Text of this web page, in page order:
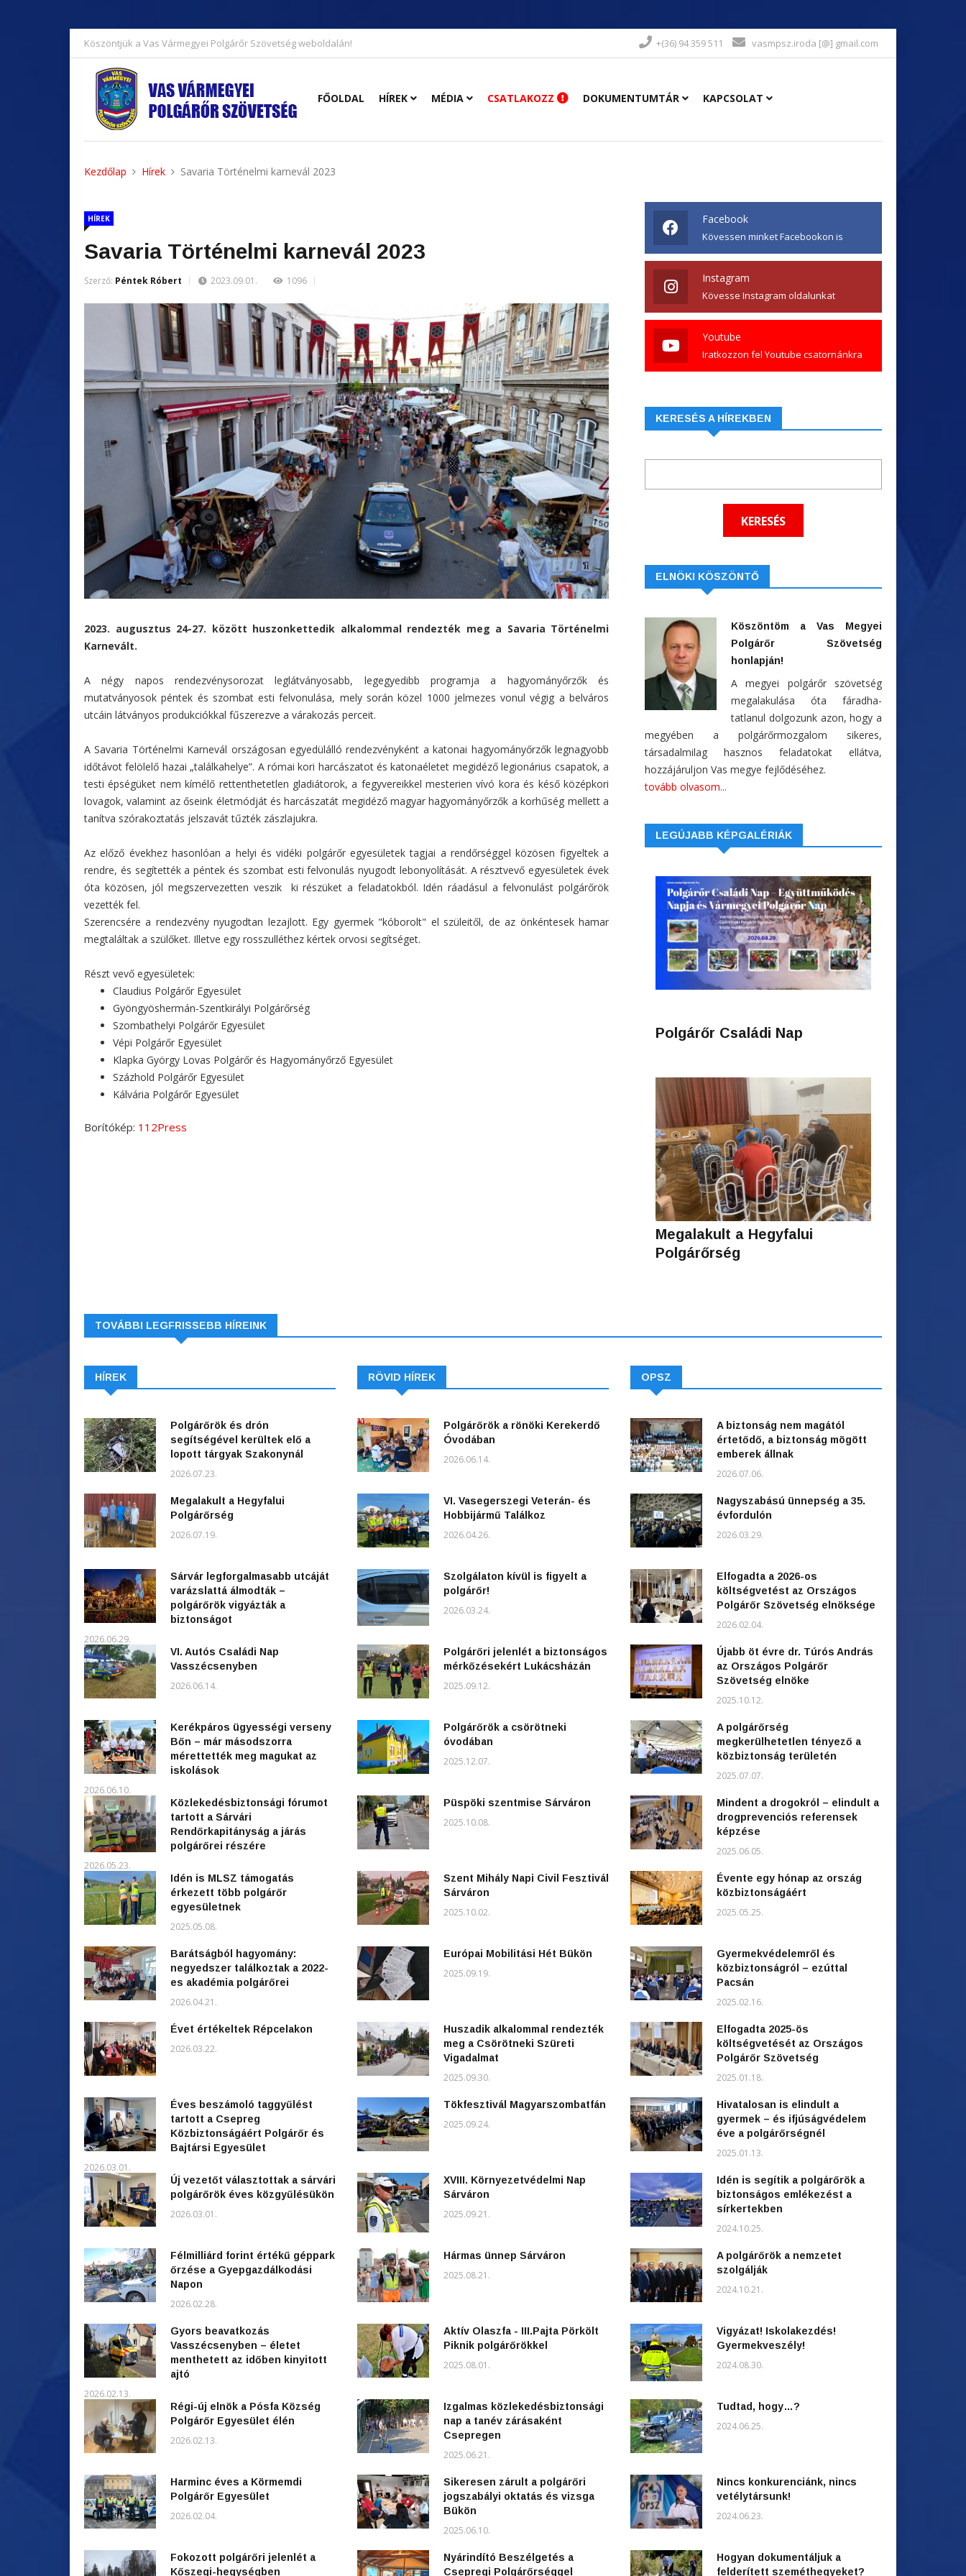
Köszöntjük a Vas Vármegyei Polgárőr Szövetség weboldalán! +(36) 94 359 511 vasmpsz.iroda [@] gmail.com
FŐOLDAL HÍREK MÉDIA CSATLAKOZZ DOKUMENTUMTÁR KAPCSOLAT
Kezdőlap Hírek Savaria Történelmi karnevál 2023
HÍREK
Savaria Történelmi karnevál 2023
Szerző: Péntek Róbert 2023.09.01. 1096
2023. augusztus 24-27. között huszonkettedik alkalommal rendezték meg a Savaria Történelmi
Karnevált.
A négy napos rendezvénysorozat leglátványosabb, legegyedibb programja a hagyományőrzők és
mutatványosok péntek és szombat esti felvonulása, mely során közel 1000 jelmezes vonul végig a belváros
utcáin látványos produkciókkal fűszerezve a várakozás perceit.
A Savaria Történelmi Karnevál országosan egyedülálló rendezvényként a katonai hagyományőrzők legnagyobb
időtávot felölelő hazai „találkahelye”. A római kori harcászatot és katonaéletet megidéző legionárius csapatok, a
testi épségüket nem kímélő rettenthetetlen gladiátorok, a fegyvereikkel mesterien vívó kora és késő középkori
lovagok, valamint az őseink életmódját és harcászatát megidéző magyar hagyományőrzők a korhűség mellett a
tanítva szórakoztatás jelszavát tűzték zászlajukra.
Az előző évekhez hasonlóan a helyi és vidéki polgárőr egyesületek tagjai a rendőrséggel közösen figyeltek a
rendre, és segítették a péntek és szombat esti felvonulás nyugodt lebonyolítását. A résztvevő egyesületek évek
óta közösen, jól megszervezetten veszik ki részüket a feladatokból. Idén ráadásul a felvonulást polgárőrök
vezették fel.
Szerencsére a rendezvény nyugodtan lezajlott. Egy gyermek "kóborolt" el szüleitől, de az önkéntesek hamar
megtaláltak a szülőket. Illetve egy rosszulléthez kértek orvosi segítséget.
Részt vevő egyesületek:
Claudius Polgárőr Egyesület
Gyöngyöshermán-Szentkirályi Polgárőrség
Szombathelyi Polgárőr Egyesület
Vépi Polgárőr Egyesület
Klapka György Lovas Polgárőr és Hagyományőrző Egyesület
Százhold Polgárőr Egyesület
Kálvária Polgárőr Egyesület
Borítókép: 112Press
Facebook
Kövessen minket Facebookon is
Instagram
Kövesse Instagram oldalunkat
Youtube
Iratkozzon fel Youtube csatornánkra
KERESÉS A HÍREKBEN
ELNÖKI KÖSZÖNTŐ
Köszöntöm a Vas Megyei
Polgárőr Szövetség
honlapján!
A megyei polgárőr szövetség
megalakulása óta fáradha-
tatlanul dolgozunk azon, hogy a
megyében a polgárőrmozgalom sikeres,
társadalmilag hasznos feladatokat ellátva,
hozzájáruljon Vas megye fejlődéséhez.
tovább olvasom...
LEGÚJABB KÉPGALÉRIÁK
Polgárőr Családi Nap
Megalakult a Hegyfalui
Polgárőrség
TOVÁBBI LEGFRISSEBB HÍREINK
HÍREK
Polgárőrök és drón
segítségével kerültek elő a
lopott tárgyak Szakonynál
2026.07.23.
Megalakult a Hegyfalui
Polgárőrség
2026.07.19.
Sárvár legforgalmasabb utcáját
varázslattá álmodták –
polgárőrök vigyázták a
biztonságot
2026.06.29.
VI. Autós Családi Nap
Vasszécsenyben
2026.06.14.
Kerékpáros ügyességi verseny
Bőn – már másodszorra
mérettették meg magukat az
iskolások
2026.06.10.
Közlekedésbiztonsági fórumot
tartott a Sárvári
Rendőrkapitányság a járás
polgárőrei részére
2026.05.23.
Idén is MLSZ támogatás
érkezett több polgárőr
egyesületnek
2025.05.08.
Barátságból hagyomány:
negyedszer találkoztak a 2022-
es akadémia polgárőrei
2026.04.21.
Évet értékeltek Répcelakon
2026.03.22.
Éves beszámoló taggyűlést
tartott a Csepreg
Közbiztonságáért Polgárőr és
Bajtársi Egyesület
2026.03.01.
Új vezetőt választottak a sárvári
polgárőrök éves közgyűlésükön
2026.03.01.
Félmilliárd forint értékű géppark
őrzése a Gyepgazdálkodási
Napon
2026.02.28.
Gyors beavatkozás
Vasszécsenyben – életet
menthetett az időben kinyitott
ajtó
2026.02.13.
Régi-új elnök a Pósfa Község
Polgárőr Egyesület élén
2026.02.13.
Harminc éves a Körmemdi
Polgárőr Egyesület
2026.02.04.
Fokozott polgárőri jelenlét a
Kőszegi-hegységben
RÖVID HÍREK
Polgárőrök a rönöki Kerekerdő
Óvodában
2026.06.14.
VI. Vasegerszegi Veterán- és
Hobbijármű Találkoz
2026.04.26.
Szolgálaton kívül is figyelt a
polgárőr!
2026.03.24.
Polgárőri jelenlét a biztonságos
mérkőzésekért Lukácsházán
2025.09.12.
Polgárőrök a csörötneki
óvodában
2025.12.07.
Püspöki szentmise Sárváron
2025.10.08.
Szent Mihály Napi Civil Fesztivál
Sárváron
2025.10.02.
Európai Mobilitási Hét Bükön
2025.09.19.
Huszadik alkalommal rendezték
meg a Csörötneki Szüreti
Vigadalmat
2025.09.30.
Tökfesztivál Magyarszombatfán
2025.09.24.
XVIII. Környezetvédelmi Nap
Sárváron
2025.09.21.
Hármas ünnep Sárváron
2025.08.21.
Aktív Olaszfa - III.Pajta Pörkölt
Piknik polgárőrökkel
2025.08.01.
Izgalmas közlekedésbiztonsági
nap a tanév zárásaként
Csepregen
2025.06.21.
Sikeresen zárult a polgárőri
jogszabályi oktatás és vizsga
Bükön
2025.06.10.
Nyárindító Beszélgetés a
Csepregi Polgárőrséggel
OPSZ
A biztonság nem magától
értetődő, a biztonság mögött
emberek állnak
2026.07.06.
Nagyszabású ünnepség a 35.
évfordulón
2026.03.29.
Elfogadta a 2026-os
költségvetést az Országos
Polgárőr Szövetség elnöksége
2026.02.04.
Újabb öt évre dr. Túrós András
az Országos Polgárőr
Szövetség elnöke
2025.10.12.
A polgárőrség
megkerülhetetlen tényező a
közbiztonság területén
2025.07.07.
Mindent a drogokról – elindult a
drogprevenciós referensek
képzése
2025.06.05.
Évente egy hónap az ország
közbiztonságáért
2025.05.25.
Gyermekvédelemről és
közbiztonságról – ezúttal
Pacsán
2025.02.16.
Elfogadta 2025-ös
költségvetését az Országos
Polgárőr Szövetség
2025.01.18.
Hivatalosan is elindult a
gyermek – és ifjúságvédelem
éve a polgárőrségnél
2025.01.13.
Idén is segítik a polgárőrök a
biztonságos emlékezést a
sírkertekben
2024.10.25.
A polgárőrök a nemzetet
szolgálják
2024.10.21.
Vigyázat! Iskolakezdés!
Gyermekveszély!
2024.08.30.
Tudtad, hogy…?
2024.06.25.
Nincs konkurenciánk, nincs
vetélytársunk!
2024.06.23.
Hogyan dokumentáljuk a
felderített szeméthegyeket?